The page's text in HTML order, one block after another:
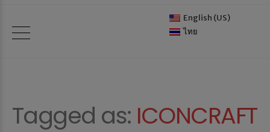
English (US)
ไทย
Tagged as: ICONCRAFT